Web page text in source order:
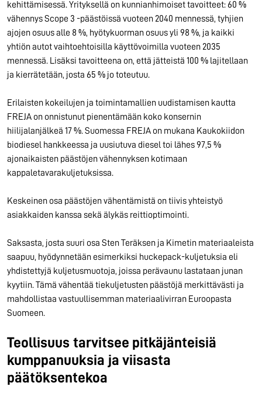
kehittämisessä. Yrityksellä on kunnianhimoiset tavoitteet: 60 %
vähennys Scope 3 -päästöissä vuoteen 2040 mennessä, tyhjien
ajojen osuus alle 8 %, hyötykuorman osuus yli 98 %, ja kaikki
yhtiön autot vaihtoehtoisilla käyttövoimilla vuoteen 2035
mennessä. Lisäksi tavoitteena on, että jätteistä 100 % lajitellaan
ja kierrätetään, josta 65 % jo toteutuu.
Erilaisten kokeilujen ja toimintamallien uudistamisen kautta
FREJA on onnistunut pienentämään koko konsernin
hiilijalanjälkeä 17 %. Suomessa FREJA on mukana Kaukokiidon
biodiesel hankkeessa ja uusiutuva diesel toi lähes 97,5 %
ajonaikaisten päästöjen vähennyksen kotimaan
kappaletavarakuljetuksissa.
Keskeinen osa päästöjen vähentämistä on tiivis yhteistyö
asiakkaiden kanssa sekä älykäs reittioptimointi.
Saksasta, josta suuri osa Sten Teräksen ja Kimetin materiaaleista
saapuu, hyödynnetään esimerkiksi huckepack-kuljetuksia eli
yhdistettyjä kuljetusmuotoja, joissa perävaunu lastataan junan
kyytiin. Tämä vähentää tiekuljetusten päästöjä merkittävästi ja
mahdollistaa vastuullisemman materiaalivirran Euroopasta
Suomeen.
Teollisuus tarvitsee pitkäjänteisiä
kumppanuuksia ja viisasta
päätöksentekoa